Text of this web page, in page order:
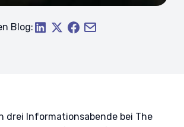
Blog:
drei Informationsabende bei The